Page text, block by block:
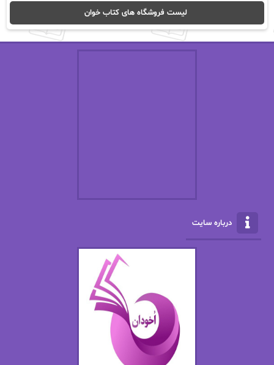
ا_اصغر زاده ا_اصغرزاده
اریک مورگنشترن از نیلوفر لاری
الناز محمدی
امیر فرهی
باران
بهار سلطانی
بهاره شیرازی
لیست فروشگاه های کتاب خوان
درباره سایت